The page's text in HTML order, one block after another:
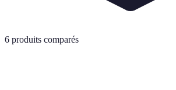
6 produits comparés